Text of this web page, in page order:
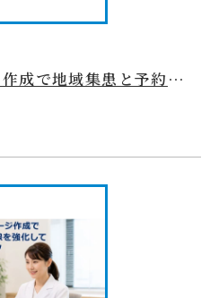
クリニックのwebサイト作成で地域集患と予約率を最短で伸ばす完全設計ガイド